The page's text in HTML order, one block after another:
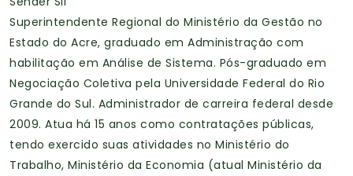
Superintendente Regional do Ministério da Gestão no
Estado do Acre, graduado em Administração com
habilitação em Análise de Sistema. Pós-graduado em
Negociação Coletiva pela Universidade Federal do Rio
Grande do Sul. Administrador de carreira federal desde
2009. Atua há 15 anos como contratações públicas,
tendo exercido suas atividades no Ministério do
Trabalho, Ministério da Economia (atual Ministério da